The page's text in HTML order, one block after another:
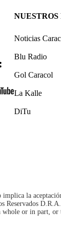
youtube-
Noticias
Blu Radio
Gol Caracol
La Kalle
DiTu
implica la
Reservados
or in part,